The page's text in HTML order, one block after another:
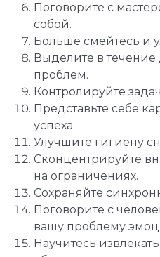
Поговорите с
собой.
Больше смейтесь и
Выделите в
проблем.
Контролируйте
Представьте себе
успеха.
Улучшите гигиену
Сконцентрируйте
на ограничениях.
Сохраняйте
Поговорите с
вашу проблему
Научитесь